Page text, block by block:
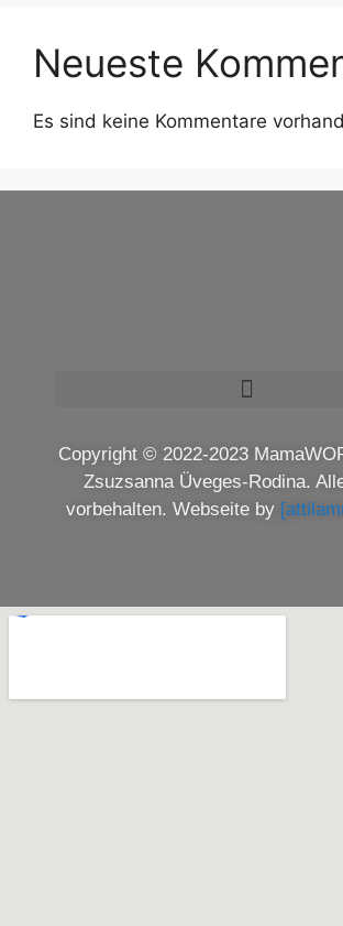
Neueste
Es sind keine Kommentare
Copyright © 2022-2023
Zsuzsanna Üveges-Rodina.
vorbehalten. Webseite by